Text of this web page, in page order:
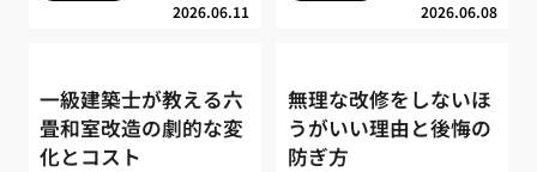
2026.06.11 2026.06.08
一級建築士が教える六
畳和室改造の劇的な変
化とコスト
無理な改修をしないほ
うがいい理由と後悔の
防ぎ方